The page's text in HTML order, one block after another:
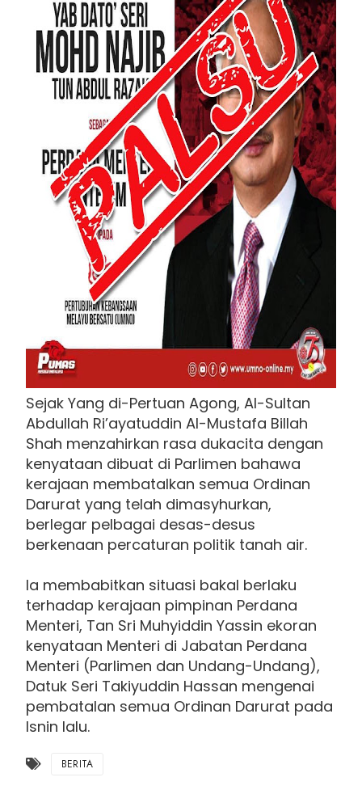
Sejak Yang di-Pertuan Agong, Al-Sultan
Abdullah Ri’ayatuddin Al-Mustafa Billah
Shah menzahirkan rasa dukacita dengan
kenyataan dibuat di Parlimen bahawa
kerajaan membatalkan semua Ordinan
Darurat yang telah dimasyhurkan,
berlegar pelbagai desas-desus
berkenaan percaturan politik tanah air.
Ia membabitkan situasi bakal berlaku
terhadap kerajaan pimpinan Perdana
Menteri, Tan Sri Muhyiddin Yassin ekoran
kenyataan Menteri di Jabatan Perdana
Menteri (Parlimen dan Undang-Undang),
Datuk Seri Takiyuddin Hassan mengenai
pembatalan semua Ordinan Darurat pada
Isnin lalu.
BERITA